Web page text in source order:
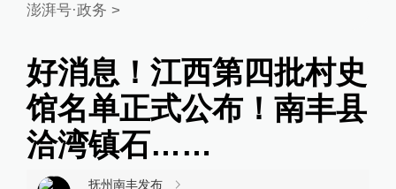
澎湃号·政务 >
好消息！江西第四批村史
馆名单正式公布！南丰县
洽湾镇石……
抚州南丰发布